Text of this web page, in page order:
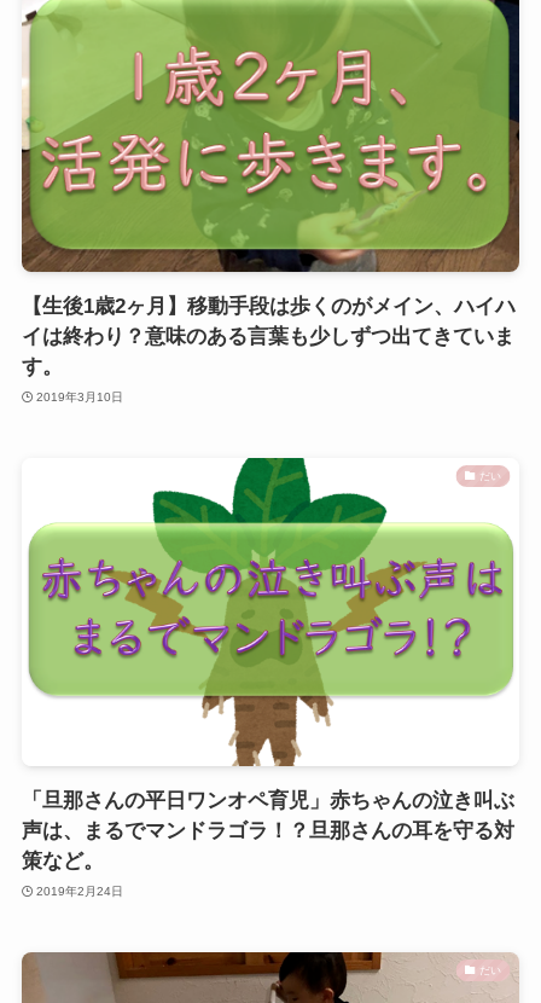
【生後1歳2ヶ月】移動手段は歩くのがメイン、ハイハ
イは終わり？意味のある言葉も少しずつ出てきていま
す。
2019年3月10日
だい
「旦那さんの平日ワンオペ育児」赤ちゃんの泣き叫ぶ
声は、まるでマンドラゴラ！？旦那さんの耳を守る対
策など。
2019年2月24日
だい